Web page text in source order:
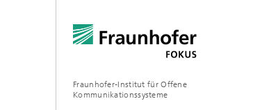
Fraunhofer-Institut für Offene
Kommunikationssysteme